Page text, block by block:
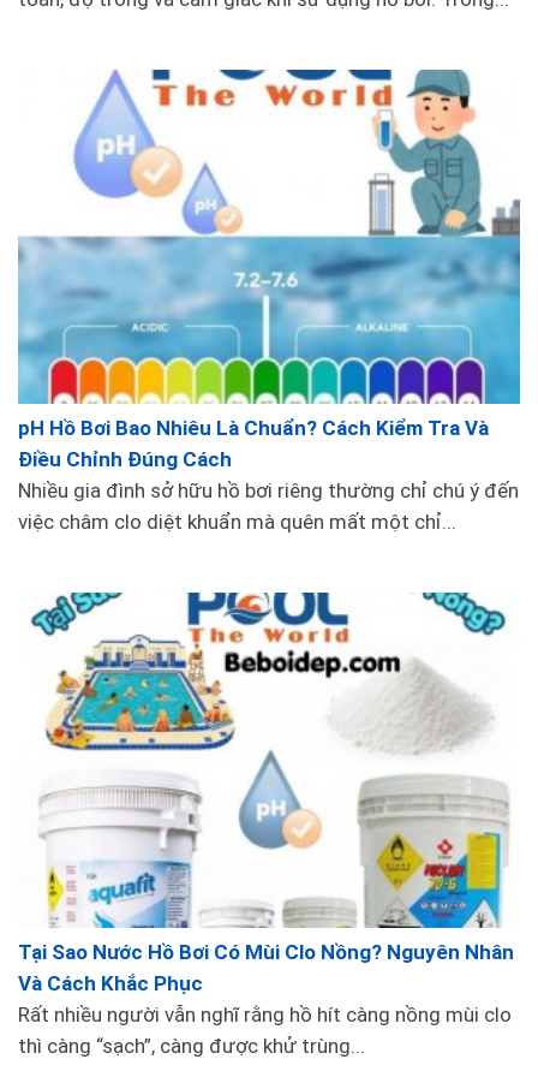
với ánh nắng mặt trời trực tiếp.
Kiểm tra và thay thế bất kỳ phần hỏng
hoặc mòn nào của sào nhôm để đảm bảo
hiệu quả vệ sinh tối đa.
Các loại dụng cụ vệ sinh bể bơi khác có thể
Ngoài sào nhôm, còn có một số loại
dụng cụ vệ
sinh bể bơi
khác mà bạn có thể lựa chọn để đảm
bảo sạch sẽ và an toàn cho nước trong bể:
1. Bàn chải dùng cho hồ bơi:
Dùng để làm sạch các vết bẩn cứng đầu trên
thành bể và đáy bể.
2. Hút đáy bể bơi:
Sử dụng để hút các tạp chất và lá cây từ đáy bể
pH Hồ Bơi Bao Nhiêu Là Chuẩn? Cách Kiểm Tra Và
Điều Chỉnh Đúng Cách
Nhiều gia đình sở hữu hồ bơi riêng thường chỉ chú ý đến
việc châm clo diệt khuẩn mà quên mất một chỉ...
Tại Sao Nước Hồ Bơi Có Mùi Clo Nồng? Nguyên Nhân
Và Cách Khắc Phục
Rất nhiều người vẫn nghĩ rằng hồ hít càng nồng mùi clo
thì càng “sạch”, càng được khử trùng...